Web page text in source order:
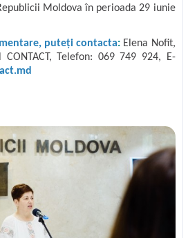
Moldova în perioada 29 iunie
puteți contacta: Elena Nofit,
CONTACT, Telefon: 069 749 924, E-